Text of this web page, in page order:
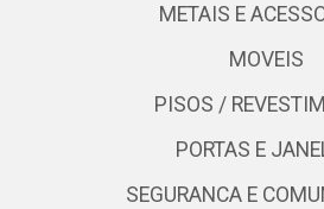
METAIS E
MOVEIS
PISOS /
PORTAS E
SEGURANCA E